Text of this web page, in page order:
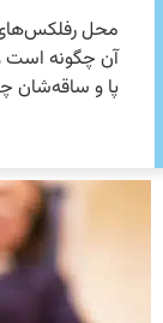
محل رفلکس‌های
آن چگونه است
پا و